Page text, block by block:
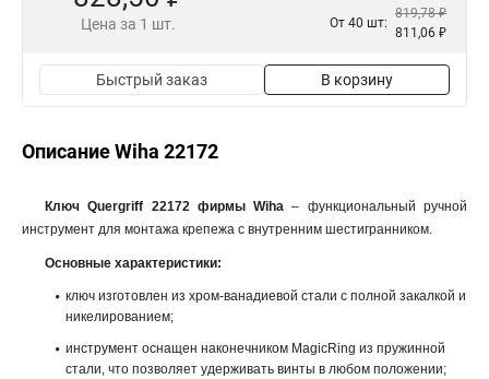
Цена за 1 шт. От 40 шт:
819,78 ₽
811,06 ₽
Быстрый заказ В корзину
Описание Wiha 22172
Ключ Quergriff 22172 фирмы Wiha – функциональный ручной
инструмент для монтажа крепежа с внутренним шестигранником.
Основные характеристики:
ключ изготовлен из хром-ванадиевой стали с полной закалкой и
никелированием;
инструмент оснащен наконечником MagicRing из пружинной
стали, что позволяет удерживать винты в любом положении;